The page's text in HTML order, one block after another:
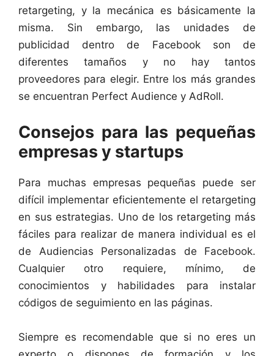
retargeting, y la mecánica es básicamente la
misma. Sin embargo, las unidades de
publicidad dentro de Facebook son de
diferentes tamaños y no hay tantos
proveedores para elegir. Entre los más grandes
se encuentran Perfect Audience y AdRoll.
Consejos para las pequeñas
empresas y startups
Para muchas empresas pequeñas puede ser
difícil implementar eficientemente el retargeting
en sus estrategias. Uno de los retargeting más
fáciles para realizar de manera individual es el
de Audiencias Personalizadas de Facebook.
Cualquier otro requiere, mínimo, de
conocimientos y habilidades para instalar
códigos de seguimiento en las páginas.
Siempre es recomendable que si no eres un